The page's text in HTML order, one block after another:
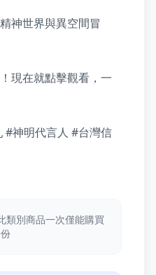
神世界與異空間冒
現在就點擊觀看，一
#神明代言人 #台灣信
類別商品一次僅能購買